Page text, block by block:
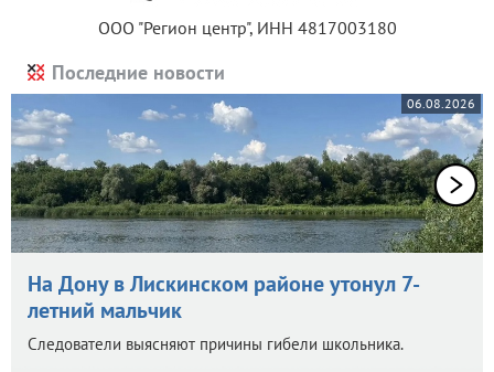
ООО "Регион центр", ИНН 4817003180
Последние новости
06.08.2026
На Дону в Лискинском районе утонул 7-
летний мальчик
Следователи выясняют причины гибели школьника.